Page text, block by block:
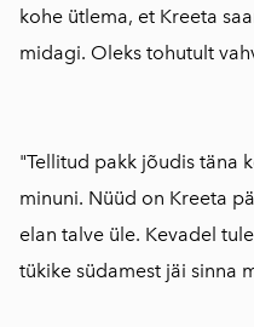
kohe ütlema, et Kreeta
midagi. Oleks tohutult
"Tellitud pakk jõudis täna
minuni. Nüüd on Kreeta
elan talve üle. Kevadel
tükike südamest jäi sinna